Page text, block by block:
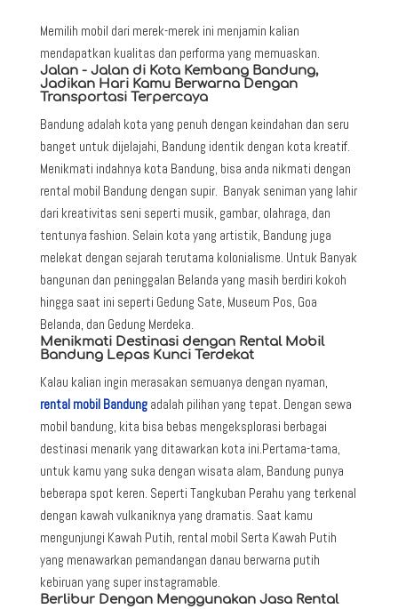
Memilih mobil dari merek-merek ini menjamin kalian
mendapatkan kualitas dan performa yang memuaskan.
Jalan - Jalan di Kota Kembang Bandung,
Jadikan Hari Kamu Berwarna Dengan
Transportasi Terpercaya
Bandung adalah kota yang penuh dengan keindahan dan seru
banget untuk dijelajahi, Bandung identik dengan kota kreatif.
Menikmati indahnya kota Bandung, bisa anda nikmati dengan
rental mobil Bandung dengan supir. Banyak seniman yang lahir
dari kreativitas seni seperti musik, gambar, olahraga, dan
tentunya fashion. Selain kota yang artistik, Bandung juga
melekat dengan sejarah terutama kolonialisme. Untuk Banyak
bangunan dan peninggalan Belanda yang masih berdiri kokoh
hingga saat ini seperti Gedung Sate, Museum Pos, Goa
Belanda, dan Gedung Merdeka.
Menikmati Destinasi dengan Rental Mobil
Bandung Lepas Kunci Terdekat
Kalau kalian ingin merasakan semuanya dengan nyaman,
rental mobil Bandungadalah pilihan yang tepat. Dengan sewa
mobil bandung, kita bisa bebas mengeksplorasi berbagai
destinasi menarik yang ditawarkan kota ini.Pertama-tama,
untuk kamu yang suka dengan wisata alam, Bandung punya
beberapa spot keren. Seperti Tangkuban Perahu yang terkenal
dengan kawah vulkaniknya yang dramatis. Saat kamu
mengunjungi Kawah Putih, rental mobil Serta Kawah Putih
yang menawarkan pemandangan danau berwarna putih
kebiruan yang super instagramable.
Berlibur Dengan Menggunakan Jasa Rental